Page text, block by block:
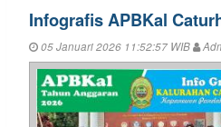
Infografis APBKal
05 Januari 2026 11:52:57 WIB